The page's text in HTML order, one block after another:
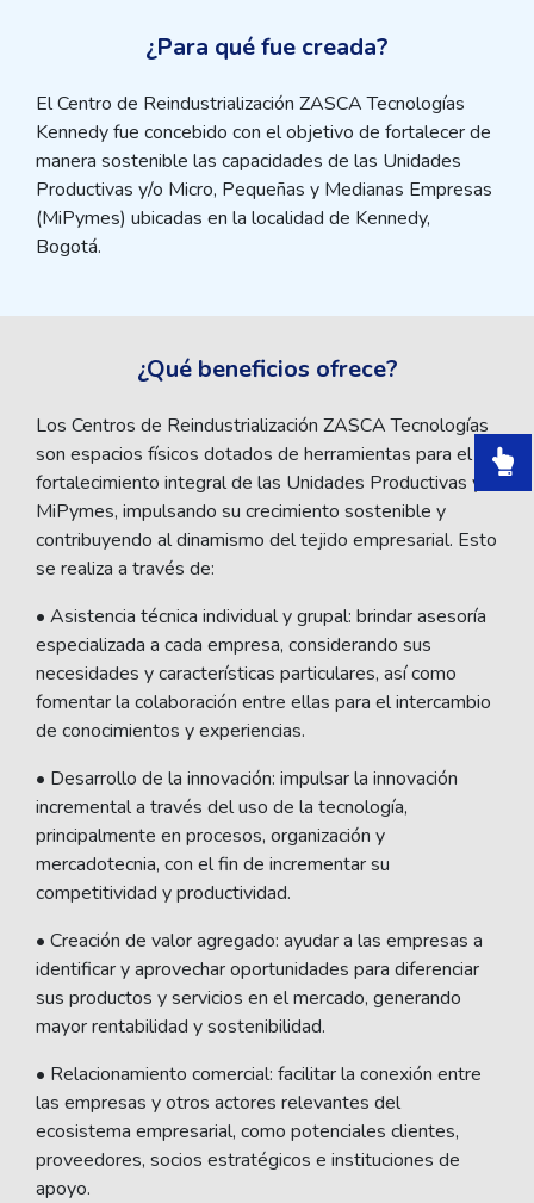
¿Para qué fue creada?
El Centro de Reindustrialización ZASCA Tecnologías
Kennedy fue concebido con el objetivo de fortalecer de
manera sostenible las capacidades de las Unidades
Productivas y/o Micro, Pequeñas y Medianas Empresas
(MiPymes) ubicadas en la localidad de Kennedy,
Bogotá.
¿Qué beneficios ofrece?
Los Centros de Reindustrialización ZASCA Tecnologías
son espacios físicos dotados de herramientas para el
fortalecimiento integral de las Unidades Productivas y/o
MiPymes, impulsando su crecimiento sostenible y
contribuyendo al dinamismo del tejido empresarial. Esto
se realiza a través de:
• Asistencia técnica individual y grupal: brindar asesoría
especializada a cada empresa, considerando sus
necesidades y características particulares, así como
fomentar la colaboración entre ellas para el intercambio
de conocimientos y experiencias.
• Desarrollo de la innovación: impulsar la innovación
incremental a través del uso de la tecnología,
principalmente en procesos, organización y
mercadotecnia, con el fin de incrementar su
competitividad y productividad.
• Creación de valor agregado: ayudar a las empresas a
identificar y aprovechar oportunidades para diferenciar
sus productos y servicios en el mercado, generando
mayor rentabilidad y sostenibilidad.
• Relacionamiento comercial: facilitar la conexión entre
las empresas y otros actores relevantes del
ecosistema empresarial, como potenciales clientes,
proveedores, socios estratégicos e instituciones de
apoyo.